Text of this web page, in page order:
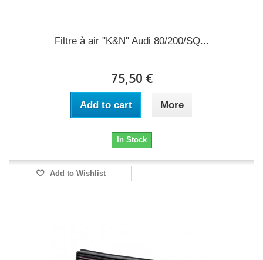
Filtre à air "K&N" Audi 80/200/SQ...
75,50 €
Add to cart More
In Stock
Add to Wishlist